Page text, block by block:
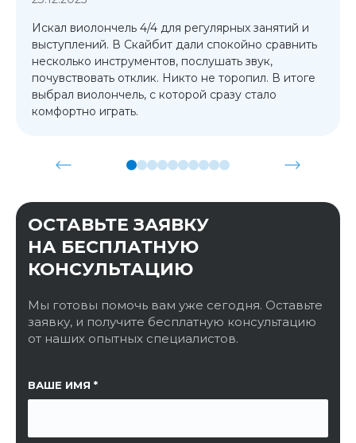
Искал виолончель 4/4 для регулярных занятий и
выступлений. В Скайбит дали спокойно сравнить
несколько инструментов, послушать звук,
почувствовать отклик. Никто не торопил. В итоге
выбрал виолончель, с которой сразу стало
комфортно играть.
ОСТАВЬТЕ ЗАЯВКУ
НА БЕСПЛАТНУЮ
КОНСУЛЬТАЦИЮ
Мы готовы помочь вам уже сегодня. Оставьте
заявку, и получите бесплатную консультацию
от наших опытных специалистов.
ВАШЕ ИМЯ
ССЫЛКА НА СТРАНИЦУ